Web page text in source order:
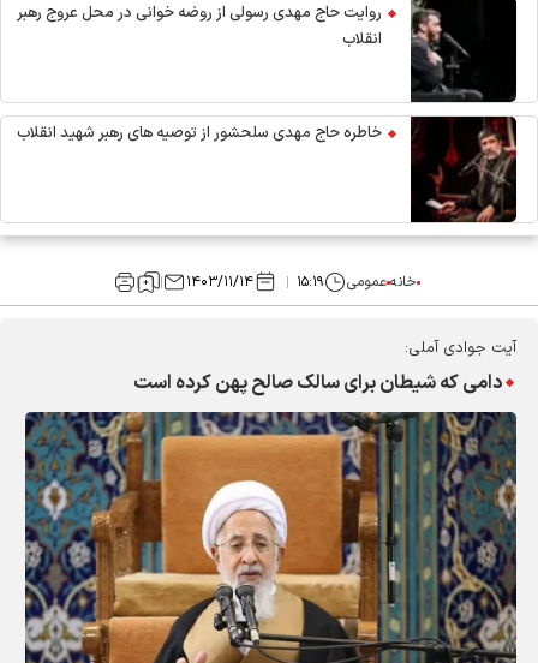
روایت حاج مهدی رسولی از روضه خوانی در محل عروج رهبر
انقلاب
خاطره حاج مهدی سلحشور از توصیه های رهبر شهید انقلاب
خانهعمومی ۱۵:۱۹ ۱۴۰۳/۱۱/۱۴
آیت جوادی آملی:
دامی که شیطان برای سالک صالح پهن کرده است